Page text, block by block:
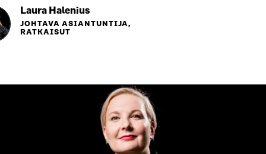
Laura Halenius
JOHTAVA ASIANTUNTIJA,
RATKAISUT